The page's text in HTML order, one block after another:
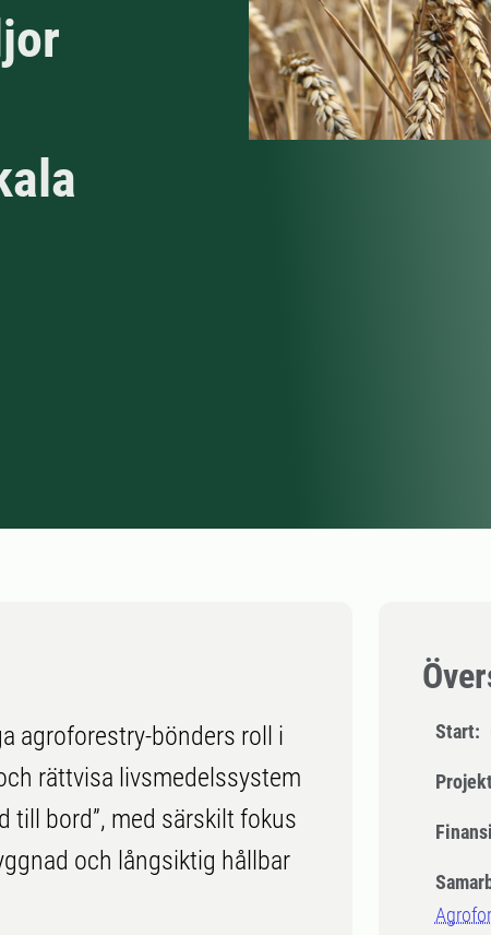
Start:
agroforestry-bönders roll i
rättvisa livsmedelssystem
till bord”, med särskilt fokus
och långsiktig hållbar